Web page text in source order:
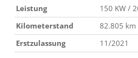
Leistung
150 KW /
Kilometerstand
82.805 km
Erstzulassung
11/2021